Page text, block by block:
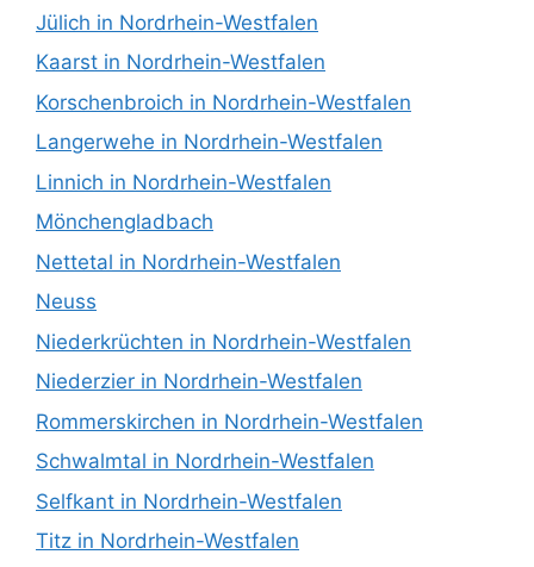
Jülich in Nordrhein-Westfalen
Kaarst in Nordrhein-Westfalen
Korschenbroich in Nordrhein-Westfalen
Langerwehe in Nordrhein-Westfalen
Linnich in Nordrhein-Westfalen
Mönchengladbach
Nettetal in Nordrhein-Westfalen
Neuss
Niederkrüchten in Nordrhein-Westfalen
Niederzier in Nordrhein-Westfalen
Rommerskirchen in Nordrhein-Westfalen
Schwalmtal in Nordrhein-Westfalen
Selfkant in Nordrhein-Westfalen
Titz in Nordrhein-Westfalen